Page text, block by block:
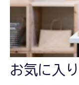
お気に入